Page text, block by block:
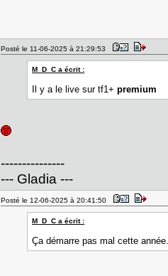
Posté le 11-06-2025 à 21:29:53
M_D_C a écrit :
Il y a le live sur tf1+premium
---------------
--- Gladia ---
Posté le 12-06-2025 à 20:41:50
M_D_C a écrit :
Ça démarre pas mal cette